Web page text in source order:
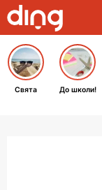
Свята До школи!